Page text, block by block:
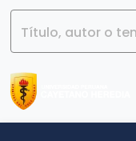
Título, autor o